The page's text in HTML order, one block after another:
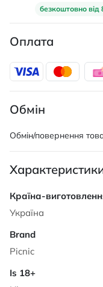
безкоштовно від
Оплата
Обмін
Обмін/повернення
Характеристики
Україна
Picnic